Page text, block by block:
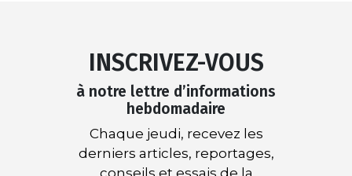
INSCRIVEZ-VOUS
à notre lettre d’informations
hebdomadaire
Chaque jeudi, recevez les
derniers articles, reportages,